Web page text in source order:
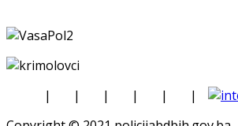
| | | | |
|